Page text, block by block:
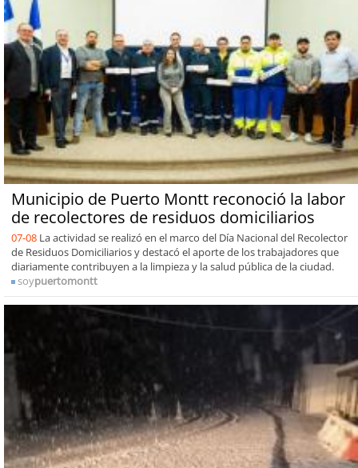
Municipio de Puerto Montt reconoció la labor
de recolectores de residuos domiciliarios
07-08 La actividad se realizó en el marco del Día Nacional del Recolector
de Residuos Domiciliarios y destacó el aporte de los trabajadores que
diariamente contribuyen a la limpieza y la salud pública de la ciudad.
soypuertomontt